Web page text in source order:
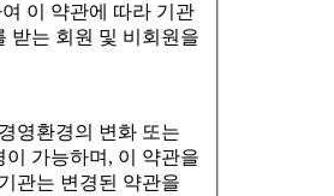
이 약관에 따라 기관
받는 회원 및 비회원을
영환경의 변화 또는
가능하며, 이 약관을
관는 변경된 약관을